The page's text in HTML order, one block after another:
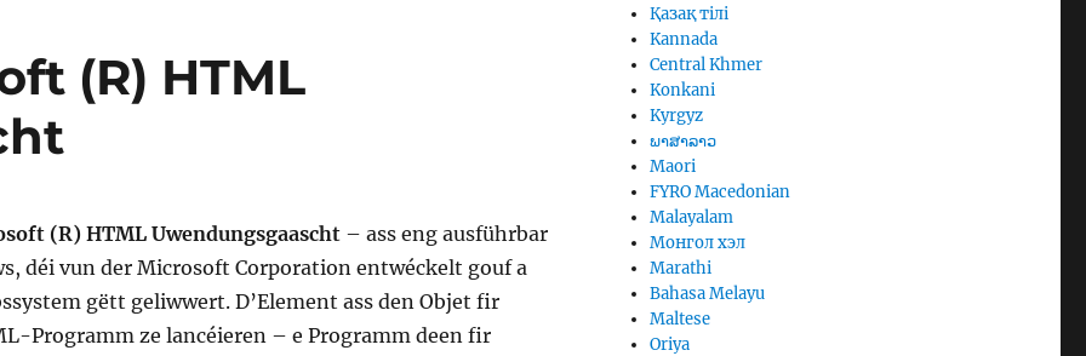
(R) HTML
(R) HTML Uwendungsgaascht– ass eng ausführbar
déi vun der Microsoft Corporation entwéckelt gouf a
gëtt geliwwert. D’Element ass den Objet fir
Programm ze lancéieren – e Programm deen fir
Қазақ тілі
Kannada
Central Khmer
Konkani
Kyrgyz
ພາສາລາວ
Maori
FYRO Macedonian
Malayalam
Монгол хэл
Marathi
Bahasa Melayu
Maltese
Oriya